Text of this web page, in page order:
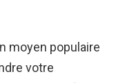
moyen populaire
votre